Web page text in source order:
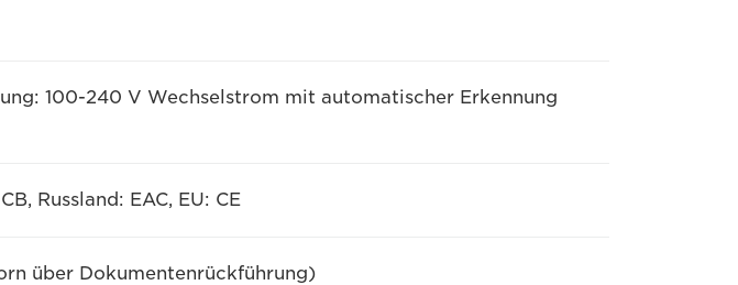
100-240 V Wechselstrom mit automatischer Erkennung
Russland: EAC, EU: CE
über Dokumentenrückführung)